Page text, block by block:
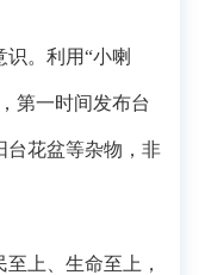
。利用“小喇
第一时间发布台
台花盆等杂物，非
上、生命至上，